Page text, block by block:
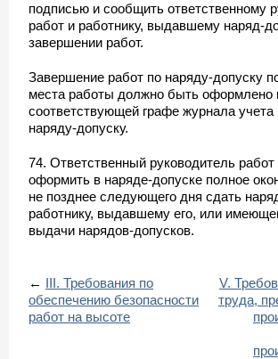
подписью и сообщить ответственному
работ и работнику, выдавшему наряд-
завершении работ.
Завершение работ по наряду-допуску
места работы должно быть оформлено
соответствующей графе журнала учета
наряду-допуску.
74. Ответственный руководитель
оформить в наряде-допуске полное
не позднее следующего дня сдать
работнику, выдавшему его, или
выдачи нарядов-допусков.
← III. Требования по
обеспечению безопасности
работ на высоте
V.
труда,